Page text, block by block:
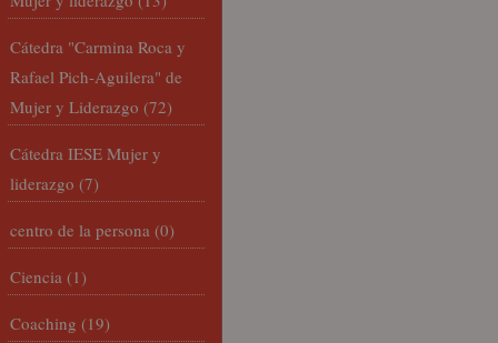
Cátedra "Carmina Roca y
Rafael Pich-Aguilera" de
Mujer y Liderazgo (72)
Cátedra IESE Mujer y
liderazgo (7)
centro de la persona (0)
Ciencia (1)
Coaching (19)